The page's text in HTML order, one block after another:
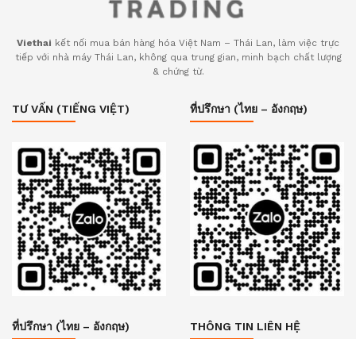
Viethai kết nối mua bán hàng hóa Việt Nam – Thái Lan, làm việc trực
tiếp với nhà máy Thái Lan, không qua trung gian, minh bạch chất lượng
& chứng từ.
TƯ VẤN (TIẾNG VIỆT) ที่ปรึกษา (ไทย – อังกฤษ)
ที่ปรึกษา (ไทย – อังกฤษ) THÔNG TIN LIÊN HỆ